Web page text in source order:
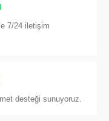
7/24 iletişim
desteği sunuyoruz.